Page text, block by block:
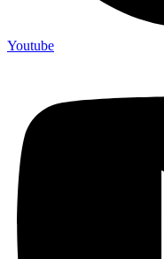
Youtube